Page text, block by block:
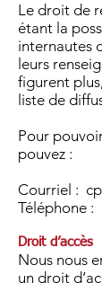
Le droit de
étant la
internautes
leurs
figurent
liste de
Pour
pouvez :
Courriel :
Téléphone :
Droit d’accès
Nous nous
un droit